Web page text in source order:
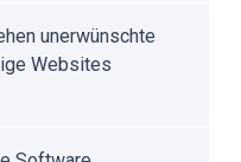
unerwünschte
Websites